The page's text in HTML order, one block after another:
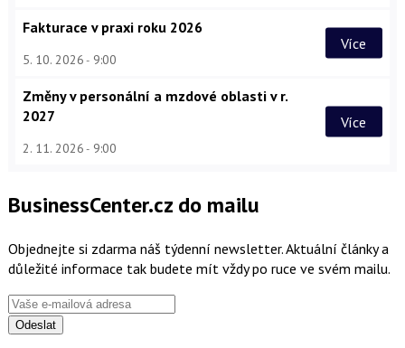
Fakturace v praxi roku 2026
5. 10. 2026 9:00
Více
Změny v personální a mzdové oblasti v r.
2027
2. 11. 2026 9:00
Více
BusinessCenter.cz do mailu
Objednejte si zdarma náš týdenní newsletter. Aktuální články a
důležité informace tak budete mít vždy po ruce ve svém mailu.
Odeslat